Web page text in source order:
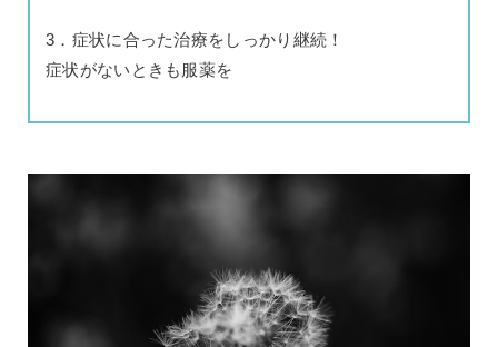
3．症状に合った治療をしっかり継続！
症状がないときも服薬を